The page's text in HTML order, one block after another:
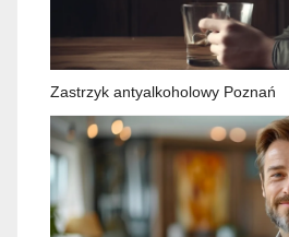
Zastrzyk antyalkoholowy Poznań